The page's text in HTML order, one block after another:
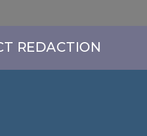
REDACTION